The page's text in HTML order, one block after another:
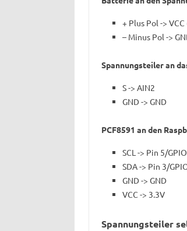
+ Plus Pol ->
– Minus Pol ->
Spannungsteiler an
S -> AIN2
GND -> GND
PCF8591 an den
SCL -> Pin 5/
SDA -> Pin 3/
GND -> GND
VCC -> 3.3V
Spannungsteiler